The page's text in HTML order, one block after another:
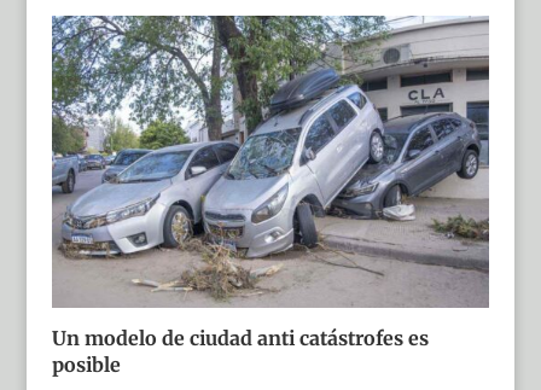
Un modelo de ciudad anti catástrofes es
posible